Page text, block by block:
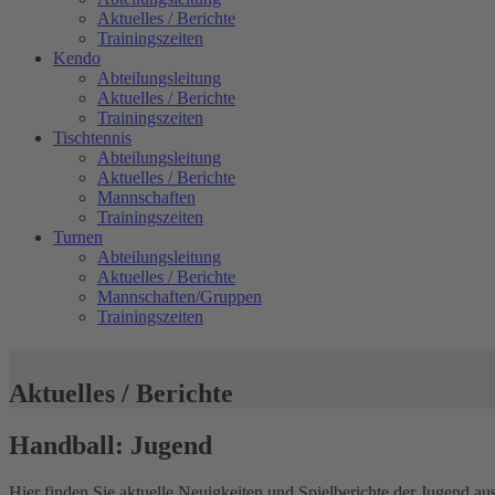
Aktuelles / Berichte
Trainingszeiten
Kendo
Abteilungsleitung
Aktuelles / Berichte
Trainingszeiten
Tischtennis
Abteilungsleitung
Aktuelles / Berichte
Mannschaften
Trainingszeiten
Turnen
Abteilungsleitung
Aktuelles / Berichte
Mannschaften/Gruppen
Trainingszeiten
Aktuelles / Berichte
Handball: Jugend